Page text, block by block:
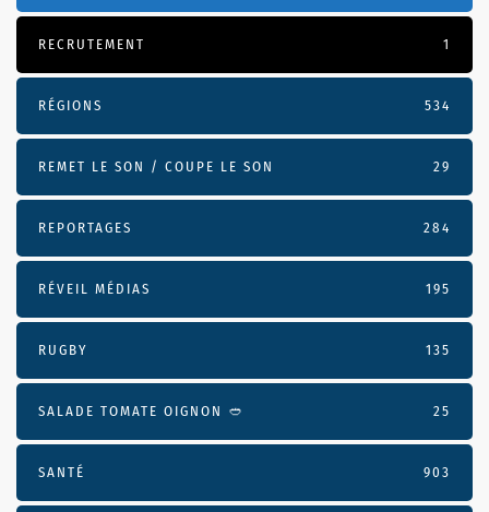
RECRUTEMENT 1
RÉGIONS 534
REMET LE SON / COUPE LE SON 29
REPORTAGES 284
RÉVEIL MÉDIAS 195
RUGBY 135
SALADE TOMATE OIGNON 🥙 25
SANTÉ 903